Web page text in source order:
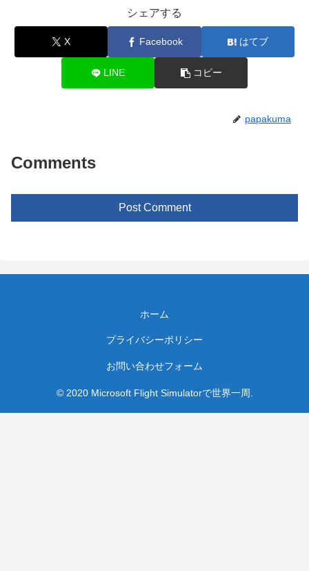
シェアする
X Facebook はてブ
LINE コピー
papakuma
Comments
Post Comment
ホーム
プライバシーポリシー
お問い合わせフォーム
© 2020 Microsoft Flight Simulatorで世界一周.